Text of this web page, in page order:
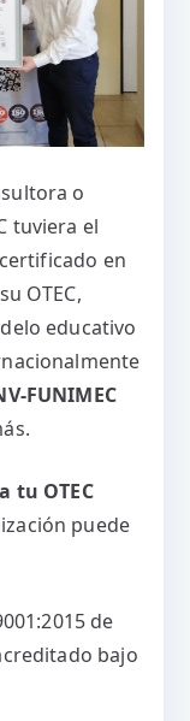
o
tuviera el
en
OTEC,
educativo
FUNIMEC
tu OTEC
puede
de
bajo